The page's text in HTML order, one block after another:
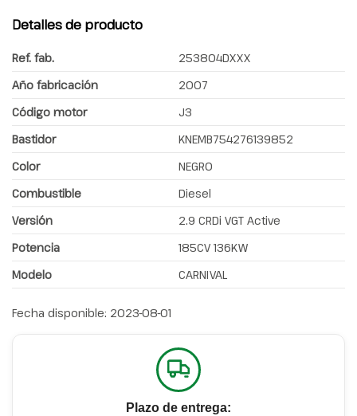
Detalles de producto
Ref. fab.
253804DXXX
Año fabricación
2007
Código motor
J3
Bastidor
KNEMB754276139852
Color
NEGRO
Combustible
Diesel
Versión
2.9 CRDi VGT Active
Potencia
185CV 136KW
Modelo
CARNIVAL
Fecha disponible: 2023-08-01
Plazo de entrega: